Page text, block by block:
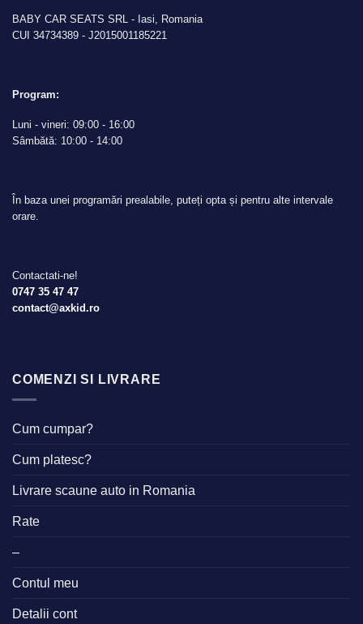
BABY CAR SEATS SRL - Iasi, Romania
CUI 34734389 - J2015001185221
Program:
Luni - vineri: 09:00 - 16:00
Sâmbătă: 10:00 - 14:00
În baza unei programări prealabile, puteți opta și pentru alte intervale
orare.
Contactati-ne!
0747 35 47 47
contact@axkid.ro
COMENZI SI LIVRARE
Cum cumpar?
Cum platesc?
Livrare scaune auto in Romania
Rate
–
Contul meu
Detalii cont